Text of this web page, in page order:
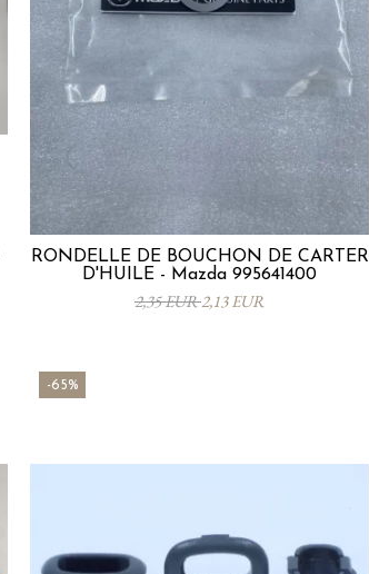
RONDELLE DE BOUCHON DE CARTER
D'HUILE - Mazda 995641400
2,35 EUR2,13 EUR
-65%